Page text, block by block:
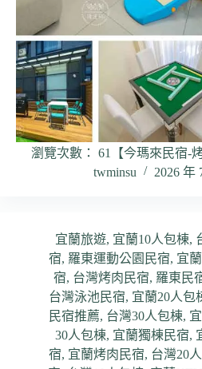
瀏覽次數： 61【今瑪來民宿-
twminsu
2026 年
宜蘭旅遊, 宜蘭10人包棟,
宿, 羅東運動公園民宿, 宜
宿, 台灣烤肉民宿, 羅東民
台灣泳池民宿, 宜蘭20人包
民宿推薦, 台灣30人包棟,
30人包棟, 宜蘭獨棟民宿,
宿, 宜蘭烤肉民宿, 台灣20